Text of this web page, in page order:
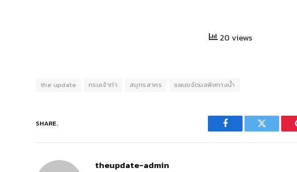
20 views
the update กรมเจ้าท่า สมุทรสาคร แผนขจัดมลพิษทางน้ำ
SHARE.
Facebook Twitter
theupdate-admin